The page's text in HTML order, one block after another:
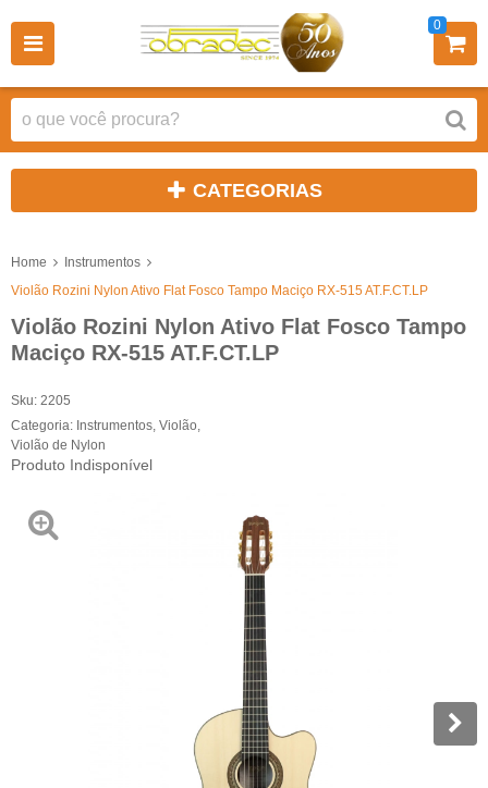
0
CATEGORIAS
Home
Instrumentos
Violão Rozini Nylon Ativo Flat Fosco Tampo Maciço RX-515 AT.F.CT.LP
Violão Rozini Nylon Ativo Flat Fosco Tampo
Maciço RX-515 AT.F.CT.LP
Sku: 2205
Categoria: Instrumentos Violão
Violão de Nylon
Produto Indisponível